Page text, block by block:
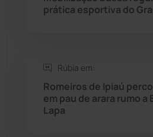
Sudoeste Baiano
Tanhaçu
prática esportiva do
Rúbia em:
Romeiros de Ipiaú
em pau de arara rumo a
Lapa